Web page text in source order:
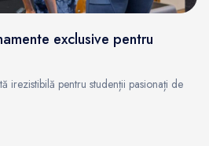
exclusive pentru
irezistibilă pentru studenții pasionați de